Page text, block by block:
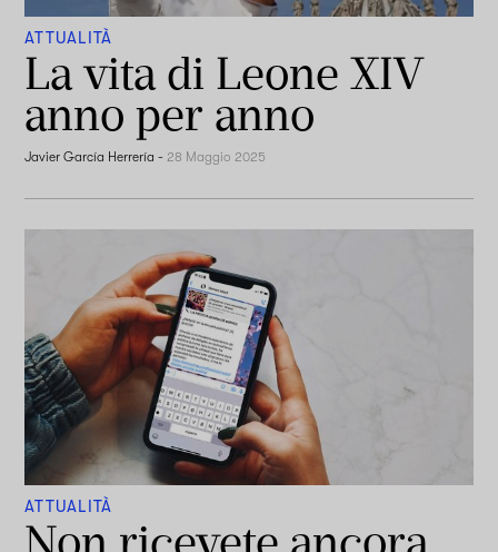
ATTUALITÀ
La vita di Leone XIV
anno per anno
Javier García Herrería -28 Maggio 2025
ATTUALITÀ